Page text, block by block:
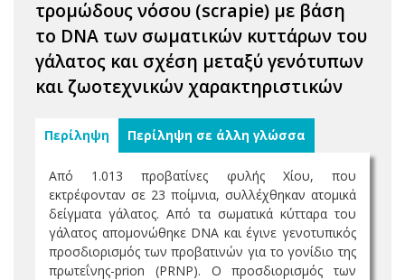
τρομώδους νόσου (scrapie) με βάση
το DNA των σωματικών κυττάρων του
γάλατος και σχέση μεταξύ γενότυπων
και ζωοτεχνικών χαρακτηριστικών
Περίληψη Περίληψη σε άλλη γλώσσα
Από 1.013 προβατίνες φυλής Χίου, που
εκτρέφονταν σε 23 ποίμνια, συλλέχθηκαν ατομικά
δείγματα γάλατος. Από τα σωματικά κύτταρα του
γάλατος απομονώθηκε DNA και έγινε γενοτυπικός
προσδιορισμός των προβατινών για το γονίδιο της
πρωτεΐνης-prion (PRNP). Ο προσδιορισμός των